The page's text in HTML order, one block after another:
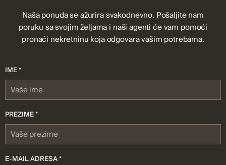
Naša ponuda se ažurira svakodnevno. Pošaljite nam
poruku sa svojim željama i naši agenti će vam pomoći
pronaći nekretninu koja odgovara vašim potrebama.
IME *
PREZIME *
E-MAIL ADRESA *